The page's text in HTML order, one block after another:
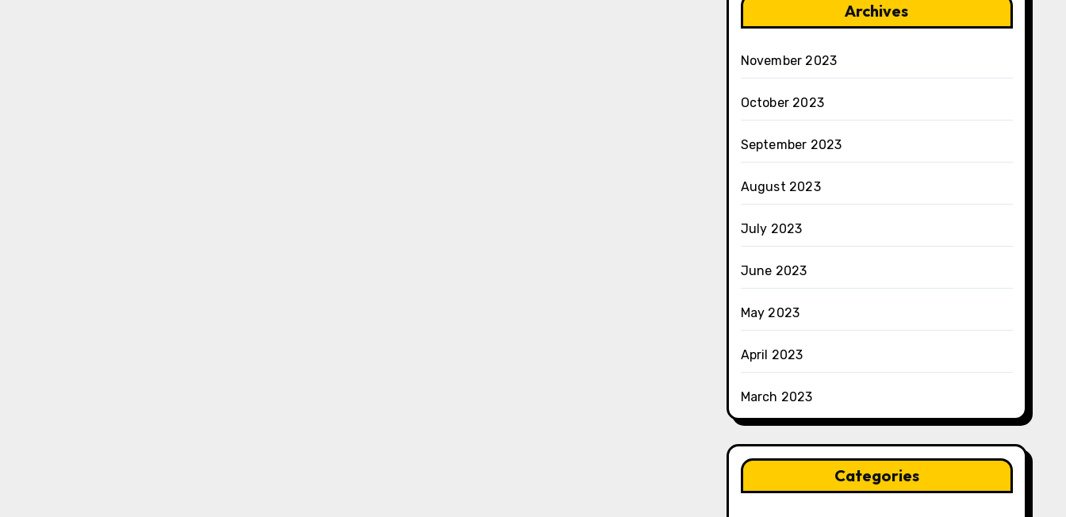
Archives
November 2023
October 2023
September 2023
August 2023
July 2023
June 2023
May 2023
April 2023
March 2023
Categories